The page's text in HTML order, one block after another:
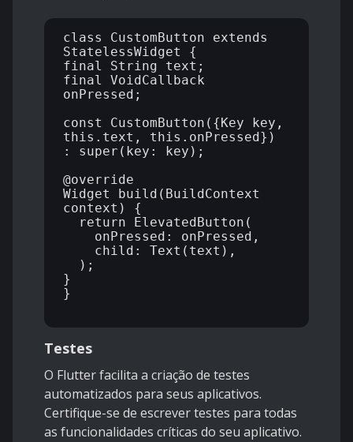
class CustomButton extends
StatelessWidget {
final String text;
final VoidCallback
onPressed;
const CustomButton({Key key,
this.text, this.onPressed})
: super(key: key);
@override
Widget build(BuildContext
context) {
}
}
Testes
O Flutter facilita a criação de testes
automatizados para seus aplicativos.
Certifique-se de escrever testes para todas
as funcionalidades críticas do seu aplicativo.